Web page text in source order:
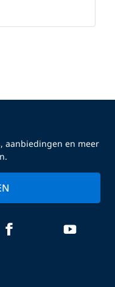
aanbiedingen en meer